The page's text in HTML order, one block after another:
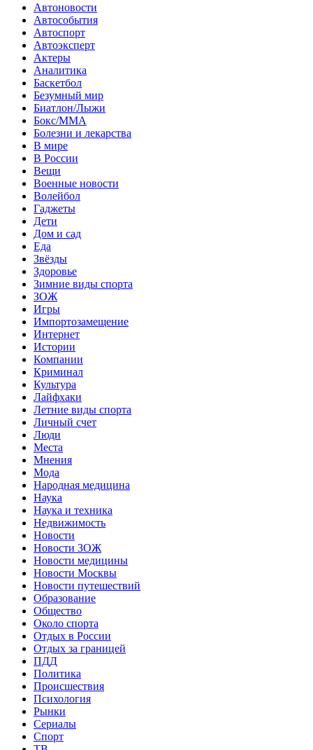
Автоновости
Автособытия
Автоспорт
Автоэксперт
Актеры
Аналитика
Баскетбол
Безумный мир
Биатлон/Лыжи
Бокс/MMA
Болезни и лекарства
В мире
В России
Вещи
Военные новости
Волейбол
Гаджеты
Дети
Дом и сад
Еда
Звёзды
Здоровье
Зимние виды спорта
ЗОЖ
Игры
Импортозамещение
Интернет
Истории
Компании
Криминал
Культура
Лайфхаки
Летние виды спорта
Личный счет
Люди
Места
Мнения
Мода
Народная медицина
Наука
Наука и техника
Недвижимость
Новости
Новости ЗОЖ
Новости медицины
Новости Москвы
Новости путешествий
Образование
Общество
Около спорта
Отдых в России
Отдых за границей
ПДД
Политика
Происшествия
Психология
Рынки
Сериалы
Спорт